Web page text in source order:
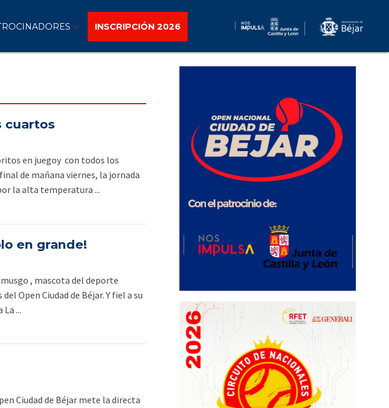
INSCRIPCIÓN 2026
cuartos
en juegoy con todos los
de mañana viernes, la jornada
la alta temperatura ...
en grande!
, mascota del deporte
Open Ciudad de Béjar. Y fiel a su
...
Ciudad de Béjar mete la directa